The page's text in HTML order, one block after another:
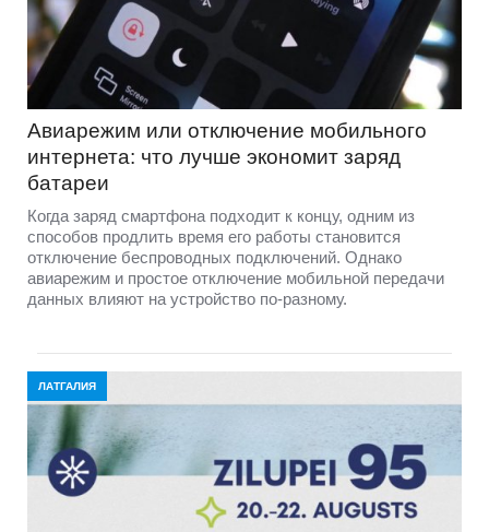
Авиарежим или отключение мобильного
интернета: что лучше экономит заряд
батареи
Когда заряд смартфона подходит к концу, одним из
способов продлить время его работы становится
отключение беспроводных подключений. Однако
авиарежим и простое отключение мобильной передачи
данных влияют на устройство по-разному.
ЛАТГАЛИЯ